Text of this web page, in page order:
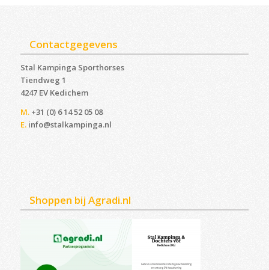
Contactgegevens
Stal Kampinga Sporthorses
Tiendweg 1
4247 EV Kedichem ‎
M.+31 (0) 6 14 52 05 08
E. info@stalkampinga.nl
Shoppen bij Agradi.nl